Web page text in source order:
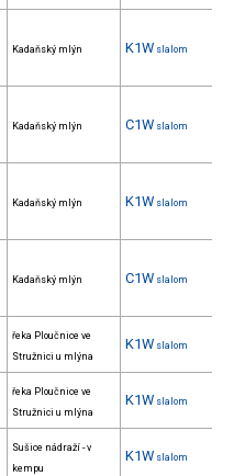
Kadaňský mlýn K1W slalom
Kadaňský mlýn C1W slalom
Kadaňský mlýn K1W slalom
Kadaňský mlýn C1W slalom
řeka Ploučnice ve
Stružnici u mlýna
K1W slalom
řeka Ploučnice ve
Stružnici u mlýna
K1W slalom
Sušice nádraží - v
kempu
K1W slalom